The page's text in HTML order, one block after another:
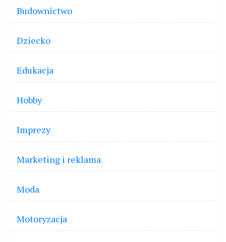
Budownictwo
Dziecko
Edukacja
Hobby
Imprezy
Marketing i reklama
Moda
Motoryzacja